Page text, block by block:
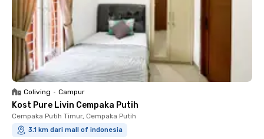
Coliving • Campur
Kost Pure Livin Cempaka Putih
Cempaka Putih Timur, Cempaka Putih
3.1 km dari mall of indonesia